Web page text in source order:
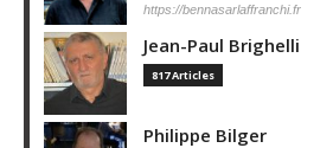
https://bennasarlaffranchi.fr
Jean-Paul Brighelli
817 Articles
Philippe Bilger